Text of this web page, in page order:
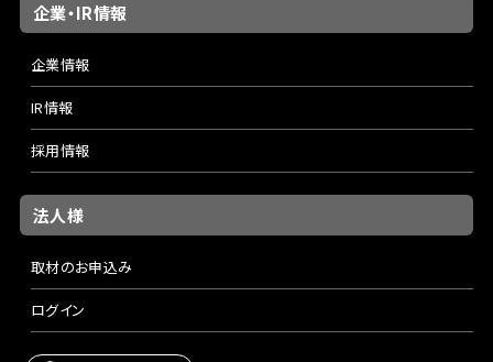
企業・IR情報
企業情報
IR情報
採用情報
法人様
取材のお申込み
ログイン